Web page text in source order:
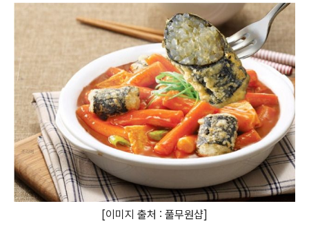
[이미지 출처 : 풀무원샵]